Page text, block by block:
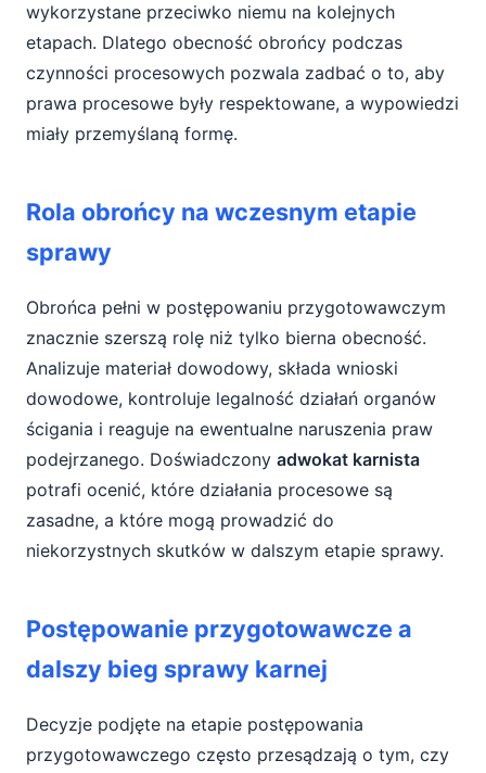
wykorzystane przeciwko niemu na kolejnych
etapach. Dlatego obecność obrońcy podczas
czynności procesowych pozwala zadbać o to, aby
prawa procesowe były respektowane, a wypowiedzi
miały przemyślaną formę.
Rola obrońcy na wczesnym etapie
sprawy
Obrońca pełni w postępowaniu przygotowawczym
znacznie szerszą rolę niż tylko bierna obecność.
Analizuje materiał dowodowy, składa wnioski
dowodowe, kontroluje legalność działań organów
ścigania i reaguje na ewentualne naruszenia praw
podejrzanego. Doświadczony adwokat karnista
potrafi ocenić, które działania procesowe są
zasadne, a które mogą prowadzić do
niekorzystnych skutków w dalszym etapie sprawy.
Postępowanie przygotowawcze a
dalszy bieg sprawy karnej
Decyzje podjęte na etapie postępowania
przygotowawczego często przesądzają o tym, czy